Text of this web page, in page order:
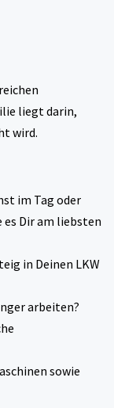
liegt darin,
wird.
im Tag oder
es Dir am liebsten
in Deinen LKW
arbeiten?
sowie